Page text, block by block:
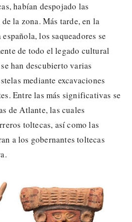
habían despojado las
la zona. Más tarde, en la
los saqueadores se
de todo el legado cultural
han descubierto varias
mediante excavaciones
Entre las más significativas se
de Atlante, las cuales
toltecas, así como las
a los gobernantes toltecas